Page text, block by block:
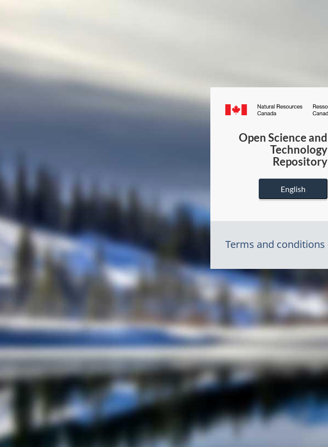
Canada.ca
Open Science and
Technology
Repository
English
Terms and conditions